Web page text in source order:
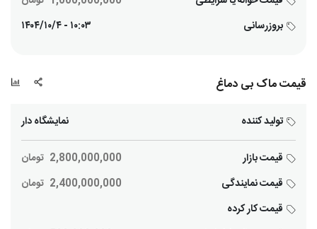
بروزرسانی
۱۰:۰۳ - ۱۴۰۴/۱۰/۴
قیمت ماک بی دماغ
تولید کننده نمایشگاه دار
قیمت بازار 2,800,000,000 تومان
قیمت نمایندگی
2,400,000,000 تومان
قیمت کار کرده